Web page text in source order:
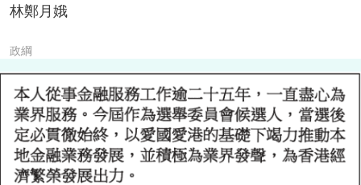
林鄭月娥
政綱